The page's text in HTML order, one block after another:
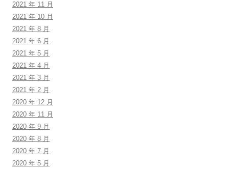
2021 年 11 月
2021 年 10 月
2021 年 8 月
2021 年 6 月
2021 年 5 月
2021 年 4 月
2021 年 3 月
2021 年 2 月
2020 年 12 月
2020 年 11 月
2020 年 9 月
2020 年 8 月
2020 年 7 月
2020 年 5 月